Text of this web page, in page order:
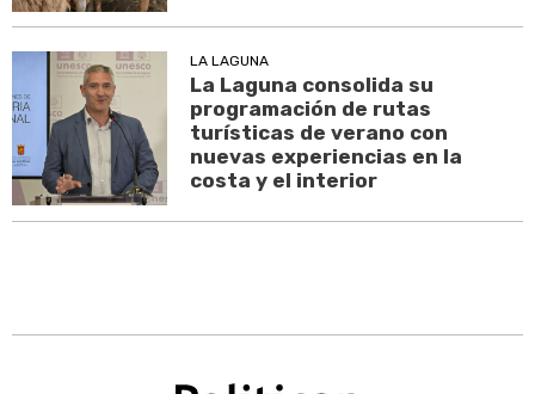
LA LAGUNA
La Laguna consolida su
programación de rutas
turísticas de verano con
nuevas experiencias en la
costa y el interior